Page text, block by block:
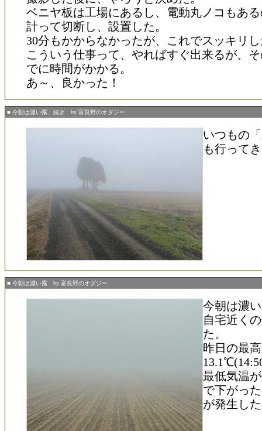
ベニヤ板は工場にあるし、電動丸ノコもあ
計って切断し、設置した。
30分もかからなかったが、これでスッキリ
こういう仕事って、やればすぐ出来るが、
でに時間がかかる。
あ～、良かった！
■ 今朝は濃い霧、続き by 富良野のオダジー
いつもの
も行って
■ 今朝は濃い霧 by 富良野のオダジー
今朝は濃
自宅近く
た。
昨日の最
最低気温
で下がっ
が発生し